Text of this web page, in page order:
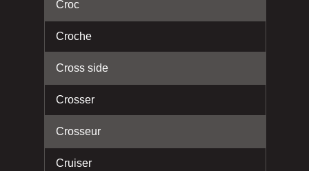
Croc
Croche
Cross side
Crosser
Crosseur
Cruiser